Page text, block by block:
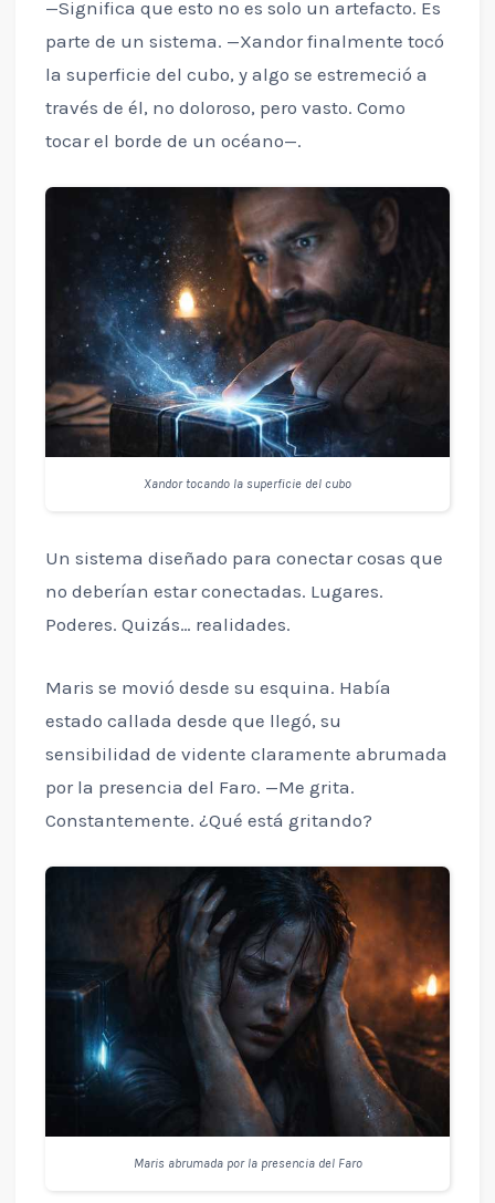
—Significa que esto no es solo un artefacto. Es
parte de un sistema. —Xandor finalmente tocó
la superficie del cubo, y algo se estremeció a
través de él, no doloroso, pero vasto. Como
tocar el borde de un océano—.
Xandor tocando la superficie del cubo
Un sistema diseñado para conectar cosas que
no deberían estar conectadas. Lugares.
Poderes. Quizás… realidades.
Maris se movió desde su esquina. Había
estado callada desde que llegó, su
sensibilidad de vidente claramente abrumada
por la presencia del Faro. —Me grita.
Constantemente. ¿Qué está gritando?
Maris abrumada por la presencia del Faro